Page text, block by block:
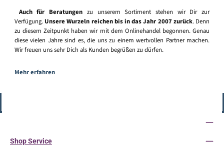
Auch für Beratungen zu unserem Sortiment stehen wir Dir zur
Verfügung. Unsere Wurzeln reichen bis in das Jahr 2007 zurück. Denn
zu diesem Zeitpunkt haben wir mit dem Onlinehandel begonnen. Genau
diese vielen Jahre sind es, die uns zu einem wertvollen Partner machen.
Wir freuen uns sehr Dich als Kunden begrüßen zu dürfen.
Mehr erfahren
Shop Service